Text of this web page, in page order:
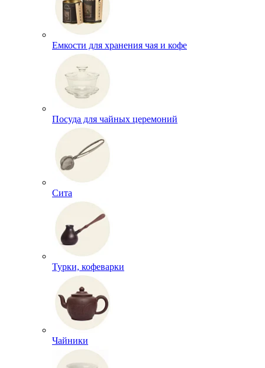
Емкости для хранения чая и кофе
Посуда для чайных церемоний
Сита
Турки, кофеварки
Чайники